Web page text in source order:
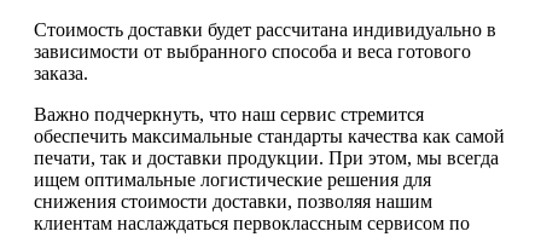
Стоимость доставки будет рассчитана индивидуально в
зависимости от выбранного способа и веса готового
заказа.
Важно подчеркнуть, что наш сервис стремится
обеспечить максимальные стандарты качества как самой
печати, так и доставки продукции. При этом, мы всегда
ищем оптимальные логистические решения для
снижения стоимости доставки, позволяя нашим
клиентам наслаждаться первоклассным сервисом по